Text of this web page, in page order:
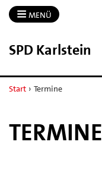
MENÜ
SPD Karlstein
Start › Termine
TERMINE